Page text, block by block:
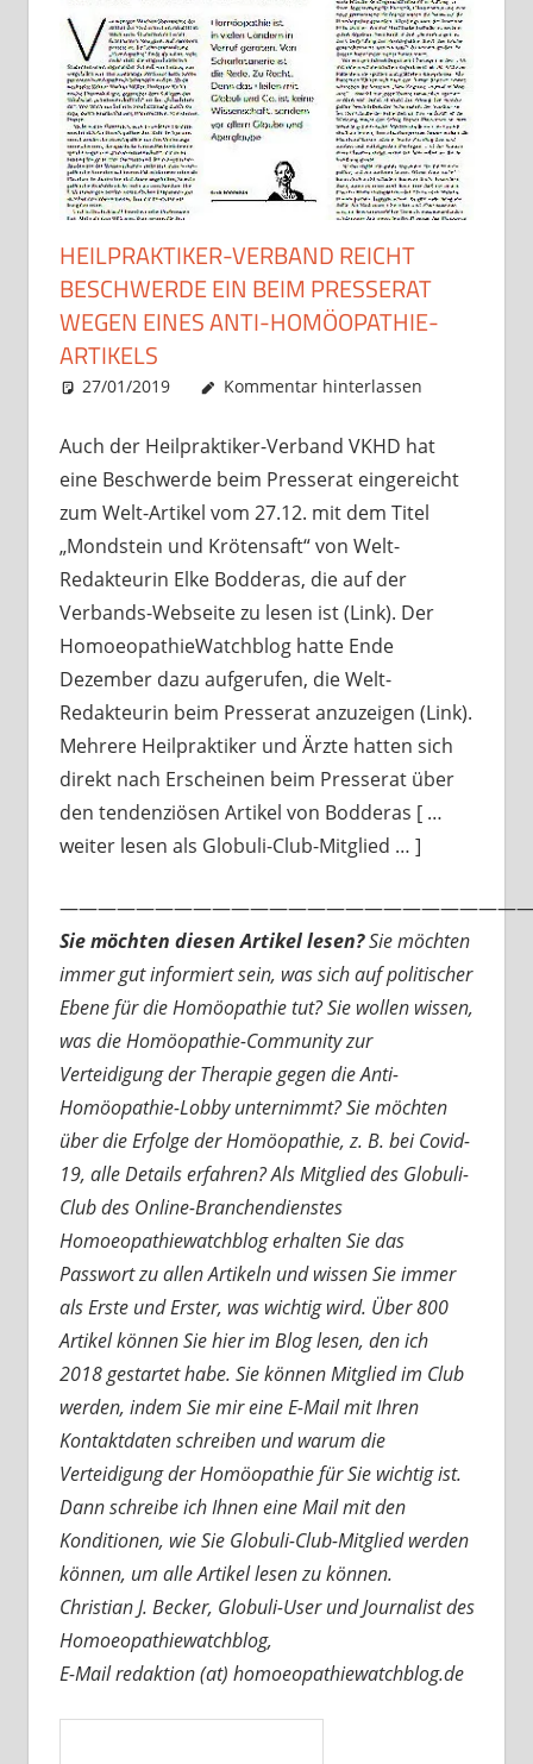
HEILPRAKTIKER-VERBAND REICHT
BESCHWERDE EIN BEIM PRESSERAT
WEGEN EINES ANTI-HOMÖOPATHIE-
ARTIKELS
27/01/2019 Christian J. Becker
Allgemein
Kommentar hinterlassen
Auch der Heilpraktiker-Verband VKHD hat
eine Beschwerde beim Presserat eingereicht
zum Welt-Artikel vom 27.12. mit dem Titel
„Mondstein und Krötensaft“ von Welt-
Redakteurin Elke Bodderas, die auf der
Verbands-Webseite zu lesen ist (Link). Der
HomoeopathieWatchblog hatte Ende
Dezember dazu aufgerufen, die Welt-
Redakteurin beim Presserat anzuzeigen (Link).
Mehrere Heilpraktiker und Ärzte hatten sich
direkt nach Erscheinen beim Presserat über
den tendenziösen Artikel von Bodderas [ …
weiter lesen als Globuli-Club-Mitglied … ]
Sie möchten diesen Artikel lesen?Sie möchten
immer gut informiert sein, was sich auf politischer
Ebene für die Homöopathie tut? Sie wollen wissen,
was die Homöopathie-Community zur
Verteidigung der Therapie gegen die Anti-
Homöopathie-Lobby unternimmt? Sie möchten
über die Erfolge der Homöopathie, z. B. bei Covid-
19, alle Details erfahren? Als Mitglied des Globuli-
Club des Online-Branchendienstes
Homoeopathiewatchblog erhalten Sie das
Passwort zu allen Artikeln und wissen Sie immer
als Erste und Erster, was wichtig wird. Über 800
Artikel können Sie hier im Blog lesen, den ich
2018 gestartet habe. Sie können Mitglied im Club
werden, indem Sie mir eine E-Mail mit Ihren
Kontaktdaten schreiben und warum die
Verteidigung der Homöopathie für Sie wichtig ist.
Dann schreibe ich Ihnen eine Mail mit den
Konditionen, wie Sie Globuli-Club-Mitglied werden
können, um alle Artikel lesen zu können.
Christian J. Becker, Globuli-User und Journalist des
Homoeopathiewatchblog,
E-Mail redaktion (at) homoeopathiewatchblog.de